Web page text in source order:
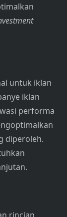
untuk iklan
iklan
performa
diperoleh.